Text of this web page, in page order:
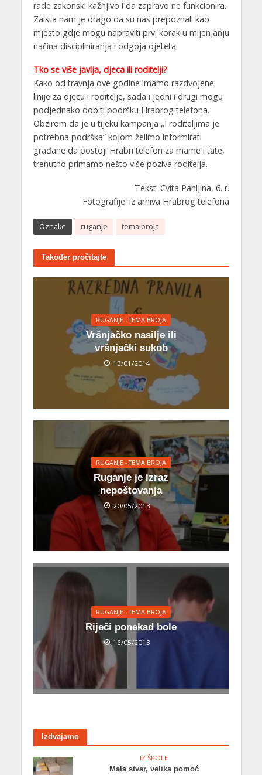
rade zakonski kažnjivo i da zapravo ne funkcionira.
Zaista nam je drago da su nas prepoznali kao
mjesto gdje mogu napraviti prvi korak u mijenjanju
načina discipliniranja i odgoja djeteta.
Tko se više javlja, djeca ili roditelji?
Kako od travnja ove godine imamo razdvojene
linije za djecu i roditelje, sada i jedni i drugi mogu
podjednako dobiti podršku Hrabrog telefona.
Obzirom da je u tijeku kampanja „I roditeljima je
potrebna podrška“ kojom želimo informirati
građane da postoji Hrabri telefon za mame i tate,
trenutno primamo nešto više poziva roditelja.
Tekst: Cvita Pahljina, 6. r.
Fotografije: iz arhiva Hrabrog telefona
Oznake ruganje tema broja
Također pročitajte
RUGANJE - TEMA BROJA
Vršnjačko nasilje ili
vršnjački sukob
13/01/2014
RUGANJE - TEMA BROJA
Ruganje je izraz
nepoštovanja
20/05/2013
RUGANJE - TEMA BROJA
Riječi ponekad bole
16/05/2013
Izdvajamo
IZ ŠKOLE
Mala stvar, velika pomoć